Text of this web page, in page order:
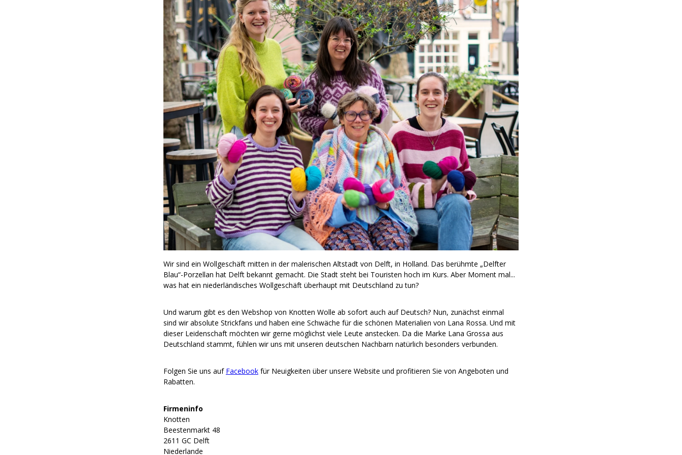
Wir sind ein Wollgeschäft mitten in der malerischen Altstadt von Delft, in Holland. Das berühmte „Delfter
Blau“-Porzellan hat Delft bekannt gemacht. Die Stadt steht bei Touristen hoch im Kurs. Aber Moment mal...
was hat ein niederländisches Wollgeschäft überhaupt mit Deutschland zu tun?
Und warum gibt es den Webshop von Knotten Wolle ab sofort auch auf Deutsch? Nun, zunächst einmal
sind wir absolute Strickfans und haben eine Schwäche für die schönen Materialien von Lana Rossa. Und mit
dieser Leidenschaft möchten wir gerne möglichst viele Leute anstecken. Da die Marke Lana Grossa aus
Deutschland stammt, fühlen wir uns mit unseren deutschen Nachbarn natürlich besonders verbunden.
Folgen Sie uns auf Facebook für Neuigkeiten über unsere Website und profitieren Sie von Angeboten und
Rabatten.
Firmeninfo
Knotten
Beestenmarkt 48
2611 GC Delft
Niederlande